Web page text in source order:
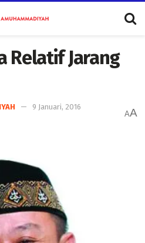
Relatif Jarang
9 Januari, 2016
AA